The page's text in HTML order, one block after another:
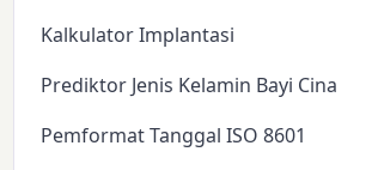
Kalkulator Implantasi
Prediktor Jenis Kelamin Bayi Cina
Pemformat Tanggal ISO 8601